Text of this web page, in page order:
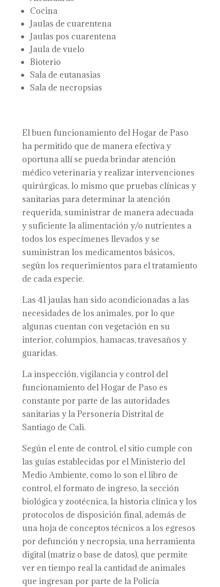
Cocina
Jaulas de cuarentena
Jaulas pos cuarentena
Jaula de vuelo
Bioterio
Sala de eutanasias
Sala de necropsias
El buen funcionamiento del Hogar de Paso
ha permitido que de manera efectiva y
oportuna allí se pueda brindar atención
médico veterinaria y realizar intervenciones
quirúrgicas, lo mismo que pruebas clínicas y
sanitarias para determinar la atención
requerida, suministrar de manera adecuada
y suficiente la alimentación y/o nutrientes a
todos los especímenes llevados y se
suministran los medicamentos básicos,
según los requerimientos para el tratamiento
de cada especie.
Las 41 jaulas han sido acondicionadas a las
necesidades de los animales, por lo que
algunas cuentan con vegetación en su
interior, columpios, hamacas, travesaños y
guaridas.
La inspección, vigilancia y control del
funcionamiento del Hogar de Paso es
constante por parte de las autoridades
sanitarias y la Personería Distrital de
Santiago de Cali.
Según el ente de control, el sitio cumple con
las guías establecidas por el Ministerio del
Medio Ambiente, como lo son el libro de
control, el formato de ingreso, la sección
biológica y zootécnica, la historia clínica y los
protocolos de disposición final, además de
una hoja de conceptos técnicos a los egresos
por defunción y necropsia, una herramienta
digital (matriz o base de datos), que permite
ver en tiempo real la cantidad de animales
que ingresan por parte de la Policía